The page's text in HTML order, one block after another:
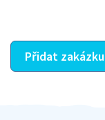
Přidat zakázku